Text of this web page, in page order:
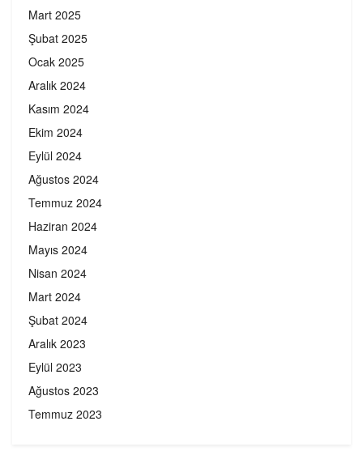
Mart 2025
Şubat 2025
Ocak 2025
Aralık 2024
Kasım 2024
Ekim 2024
Eylül 2024
Ağustos 2024
Temmuz 2024
Haziran 2024
Mayıs 2024
Nisan 2024
Mart 2024
Şubat 2024
Aralık 2023
Eylül 2023
Ağustos 2023
Temmuz 2023